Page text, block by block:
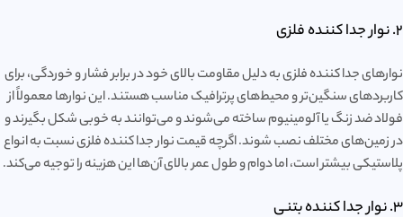
2. نوار جدا کننده فلزی
نوارهای جدا کننده فلزی به دلیل مقاومت بالای خود در برابر فشار و خوردگی، برای
کاربردهای سنگین‌تر و محیط‌های پرترافیک مناسب هستند. این نوارها معمولاً از
فولاد ضد زنگ یا آلومینیوم ساخته می‌شوند و می‌توانند به خوبی شکل بگیرند و
در زمین‌های مختلف نصب شوند. اگرچه قیمت نوار جدا کننده فلزی نسبت به انواع
پلاستیکی بیشتر است، اما دوام و طول عمر بالای آن‌ها این هزینه را توجیه می‌کند.
3. نوار جدا کننده بتنی